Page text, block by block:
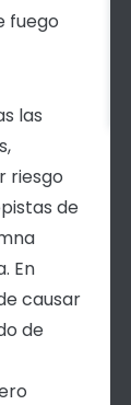
fuego
las
riesgo
de
En
causar
de